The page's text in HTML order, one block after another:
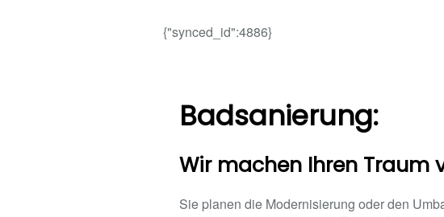
{"synced_id":4886}
Badsanierung:
Wir machen Ihren Traum
Sie planen die Modernisierung oder den